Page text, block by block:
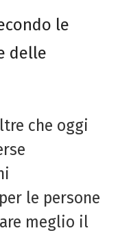
le
delle
che oggi
le persone
meglio il